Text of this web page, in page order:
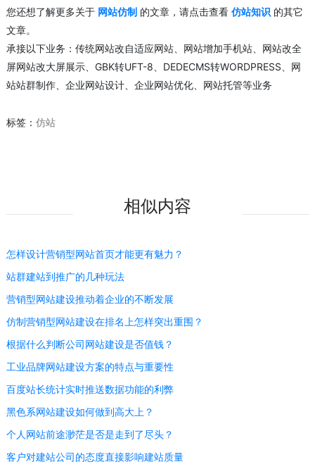
您还想了解更多关于 网站仿制 的文章，请点击查看 仿站知识 的其它
文章。
承接以下业务：传统网站改自适应网站、网站增加手机站、网站改全
屏网站改大屏展示、GBK转UFT-8、DEDECMS转WORDPRESS、网
站站群制作、企业网站设计、企业网站优化、网站托管等业务
标签： 仿站
相似内容
怎样设计营销型网站首页才能更有魅力？
站群建站到推广的几种玩法
营销型网站建设推动着企业的不断发展
仿制营销型网站建设在排名上怎样突出重围？
根据什么判断公司网站建设是否值钱？
工业品牌网站建设方案的特点与重要性
百度站长统计实时推送数据功能的利弊
黑色系网站建设如何做到高大上？
个人网站前途渺茫是否是走到了尽头？
客户对建站公司的态度直接影响建站质量